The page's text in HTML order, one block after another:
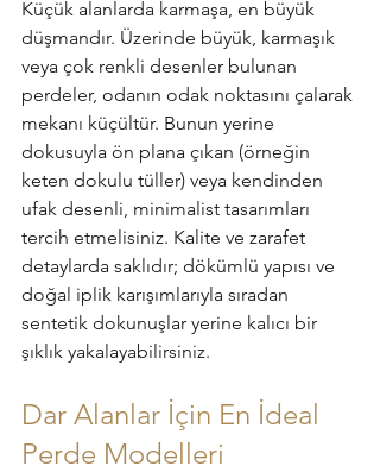
Küçük alanlarda karmaşa, en büyük
düşmandır. Üzerinde büyük, karmaşık
veya çok renkli desenler bulunan
perdeler, odanın odak noktasını çalarak
mekanı küçültür. Bunun yerine
dokusuyla ön plana çıkan (örneğin
keten dokulu tüller) veya kendinden
ufak desenli, minimalist tasarımları
tercih etmelisiniz. Kalite ve zarafet
detaylarda saklıdır; dökümlü yapısı ve
doğal iplik karışımlarıyla sıradan
sentetik dokunuşlar yerine kalıcı bir
şıklık yakalayabilirsiniz.
Dar Alanlar İçin En İdeal
Perde Modelleri